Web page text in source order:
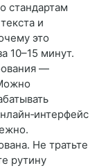
стандартам
и
это
10–15 минут.
—
Не тратьте
рутину